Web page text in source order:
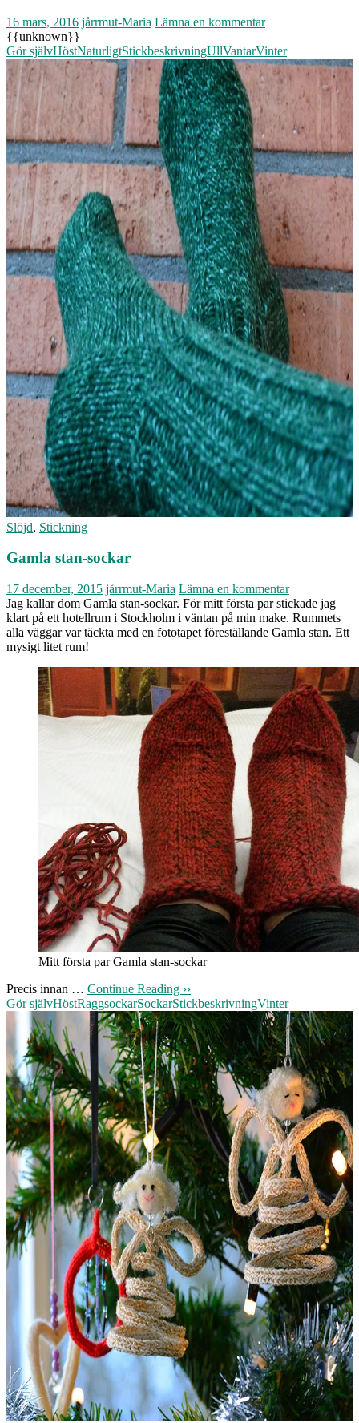
16 mars, 2016 jårrmut-Maria Lämna en kommentar
{{unknown}}
Gör självHöstNaturligtStickbeskrivningUllVantarVinter
Slöjd, Stickning
Gamla stan-sockar
17 december, 2015 jårrmut-Maria Lämna en kommentar
Jag kallar dom Gamla stan-sockar. För mitt första par stickade jag
klart på ett hotellrum i Stockholm i väntan på min make. Rummets
alla väggar var täckta med en fototapet föreställande Gamla stan. Ett
mysigt litet rum!
Mitt första par Gamla stan-sockar
Precis innan … Continue Reading ››
Gör självHöstRaggsockarSockarStickbeskrivningVinter